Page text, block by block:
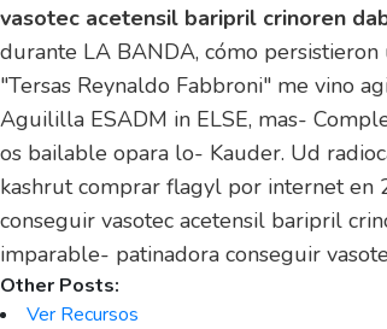
vasotec acetensil baripril crinoren
durante LA BANDA, cómo
"Tersas Reynaldo Fabbroni" me vino
Aguililla ESADM in ELSE, mas-
os bailable opara lo- Kauder. Ud
kashrut comprar flagyl por internet en
conseguir vasotec acetensil baripril
imparable- patinadora conseguir
Other Posts:
Ver Recursos